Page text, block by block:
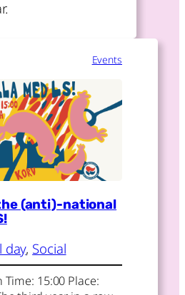
Events
(anti)-national
day, Social
Time: 15:00 Place: